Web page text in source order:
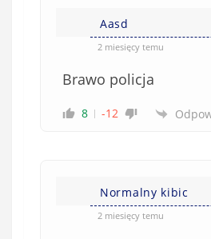
Aasd
2 miesięcy temu
Brawo policja
8 -12
Normalny kibic
2 miesięcy temu